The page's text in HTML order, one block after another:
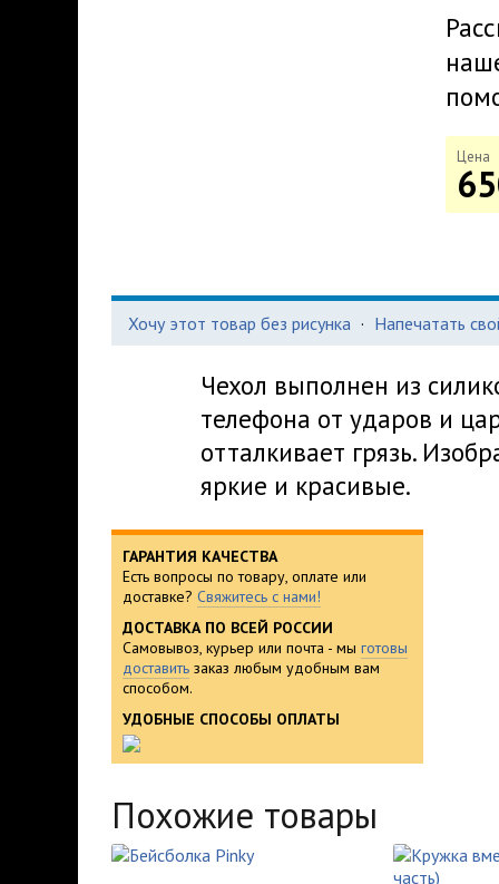
Цена
Хочу этот товар без рисунка · Напечатать
Чехол выполнен из
телефона от ударов и
отталкивает грязь.
яркие и красивые.
ГАРАНТИЯ КАЧЕСТВА
Есть вопросы по товару, оплате или
доставке? Свяжитесь с нами!
ДОСТАВКА ПО ВСЕЙ РОССИИ
Самовывоз, курьер или почта - мы готовы
доставить заказ любым удобным вам
способом.
УДОБНЫЕ СПОСОБЫ ОПЛАТЫ
Похожие товары